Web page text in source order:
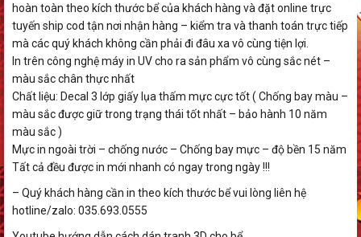
hoàn toàn theo kích thước bể của khách hàng và đặt online trực
tuyến ship cod tận nơi nhận hàng – kiểm tra và thanh toán trực tiếp
mà các quý khách không cần phải đi đâu xa vô cùng tiện lợi.
In trên công nghệ máy in UV cho ra sản phẩm vô cùng sắc nét –
màu sắc chân thực nhất
Chất liệu: Decal 3 lớp giấy lụa thấm mực cực tốt ( Chống bay màu –
màu sắc được giữ trong trạng thái tốt nhất – bảo hành 10 năm
màu sắc )
Mực in ngoài trời – chống nước – Chống bay mực – độ bền 15 năm
Tất cả đều được in mới nhanh có ngay trong ngày !!!
– Quý khách hàng cần in theo kích thước bể vui lòng liên hệ
hotline/zalo: 035.693.0555